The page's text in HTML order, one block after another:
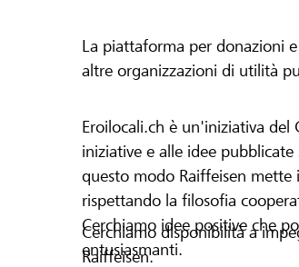
La piattaforma per donazioni
altre organizzazioni di utilità
Eroilocali.ch è un'iniziativa del
iniziative e alle idee
questo modo Raiffeisen
rispettando la filosofia
Cerchiamo idee positive che
entusiasmanti.
Cerchiamo disponibilità a
Raiffeisen.